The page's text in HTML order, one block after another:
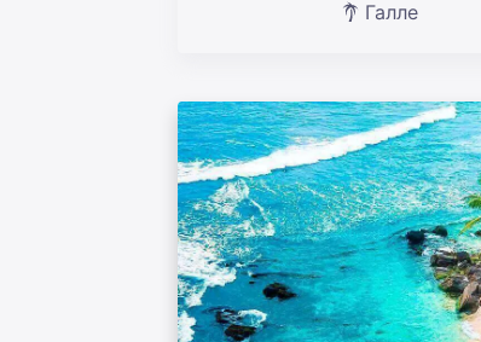
Галле